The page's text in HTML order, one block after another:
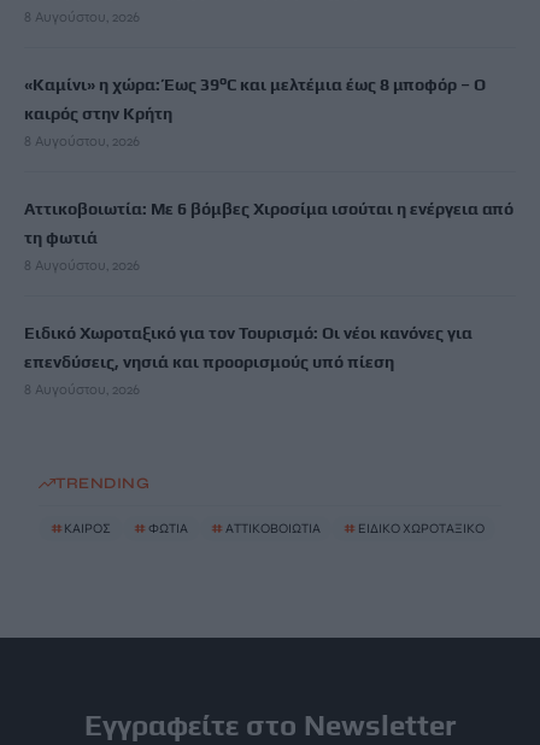
8 Αυγούστου, 2026
«Καμίνι» η χώρα: Έως 39°C και μελτέμια έως 8 μποφόρ – Ο
καιρός στην Κρήτη
8 Αυγούστου, 2026
Αττικοβοιωτία: Με 6 βόμβες Χιροσίμα ισούται η ενέργεια από
τη φωτιά
8 Αυγούστου, 2026
Ειδικό Χωροταξικό για τον Τουρισμό: Οι νέοι κανόνες για
επενδύσεις, νησιά και προορισμούς υπό πίεση
8 Αυγούστου, 2026
TRENDING
# ΚΑΙΡΟΣ # ΦΩΤΙΑ # ΑΤΤΙΚΟΒΟΙΩΤΙΑ # ΕΙΔΙΚΟ ΧΩΡΟΤΑΞΙΚΟ
Εγγραφείτε στο Newsletter